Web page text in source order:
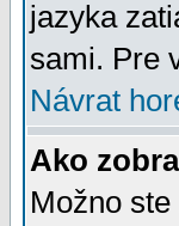
jazyka
sami. Pre
Návrat
Ako
Možno